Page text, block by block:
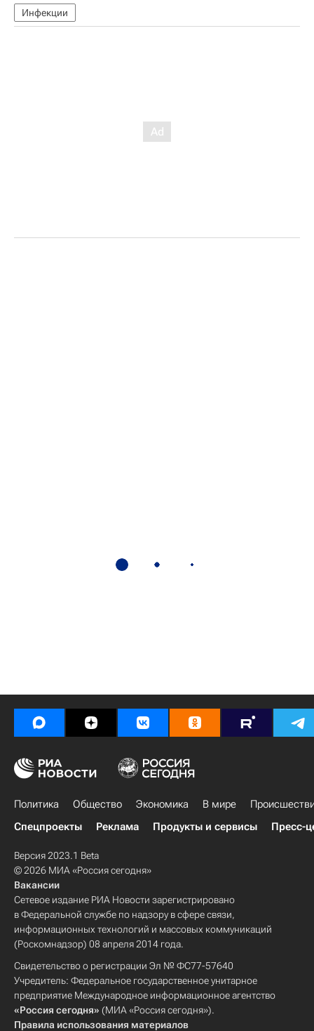
Инфекции
Политика Общество Экономика В мире
Спецпроекты
Реклама Продукты и сервисы Пресс-
Версия 2023.1 Beta
© 2026 МИА «Россия сегодня»
Вакансии
Сетевое издание РИА Новости зарегистрировано
в Федеральной службе по надзору в сфере связи,
информационных технологий и массовых коммуникаций
(Роскомнадзор) 08 апреля 2014 года.
Свидетельство о регистрации Эл № ФС77-57640
Учредитель: Федеральное государственное унитарное
предприятие Международное информационное агентство
«Россия сегодня» (МИА «Россия сегодня»).
Правила использования материалов